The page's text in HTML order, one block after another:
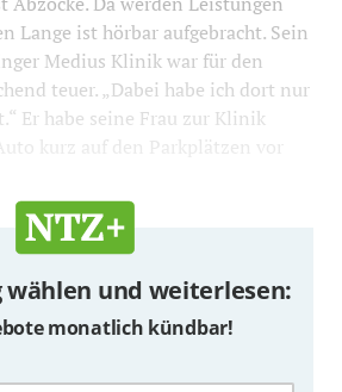
Lange ist hörbar aufgebracht. Sein
Medius Klinik war für den
teuer. „Dabei habe ich dort nur
Er habe seine Frau zur Klinik
kurz auf den Parkplätzen vor
wählen und weiterlesen:
monatlich kündbar!